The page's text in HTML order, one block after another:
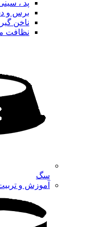
پد ،
برس و
ناخن
نظافت
سگ
آموزش و